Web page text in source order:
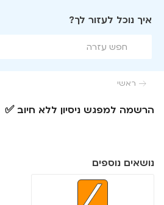
איך נוכל לעזור לך?
 ראשי
הרשמה למפגש ניסיון ללא חיוב ✅
נושאים נוספים